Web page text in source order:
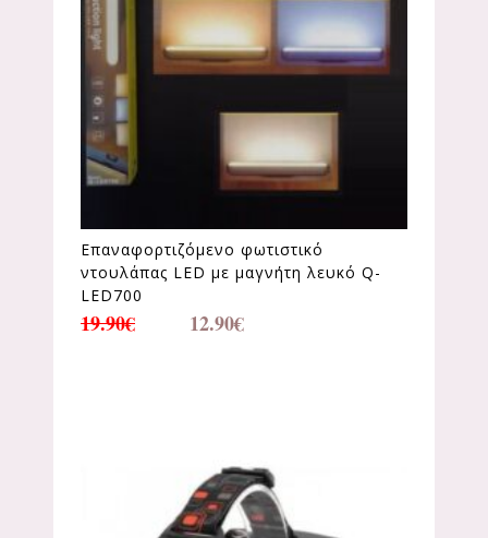
Επαναφορτιζόμενο φωτιστικό
ντουλάπας LED με μαγνήτη λευκό Q-
LED700
19.90€ 12.90€